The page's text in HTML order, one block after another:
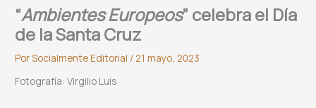
“Ambientes Europeos” celebra el Día
de la Santa Cruz
PorSocialmente Editorial / 21 mayo, 2023
Fotografía: Virgilio Luis